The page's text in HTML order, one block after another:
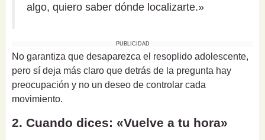
algo, quiero saber dónde localizarte.»
PUBLICIDAD
No garantiza que desaparezca el resoplido adolescente,
pero sí deja más claro que detrás de la pregunta hay
preocupación y no un deseo de controlar cada
movimiento.
2. Cuando dices: «Vuelve a tu hora»